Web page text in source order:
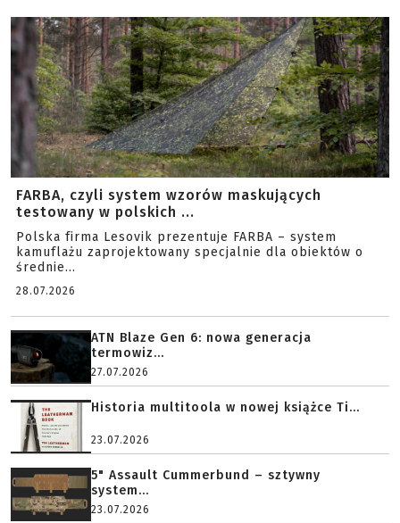
FARBA, czyli system wzorów maskujących
testowany w polskich ...
Polska firma Lesovik prezentuje FARBA – system
kamuflażu zaprojektowany specjalnie dla obiektów o
średnie...
28.07.2026
ATN Blaze Gen 6: nowa generacja
termowiz...
27.07.2026
Historia multitoola w nowej książce Ti...
23.07.2026
5" Assault Cummerbund – sztywny
system...
23.07.2026